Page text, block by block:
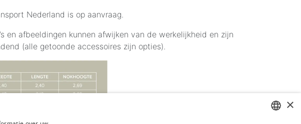
Nederland is op aanvraag.
en afbeeldingen kunnen afwijken van de werkelijkheid en zijn
(alle getoonde accessoires zijn opties).
×